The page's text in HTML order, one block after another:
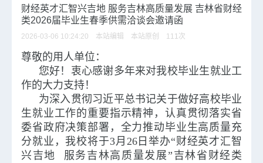
财经英才汇智兴吉地 服务吉林高质量发展 吉林省财经
类2026届毕业生春季供需洽谈会邀请函
2026-03-06 10:24:20 本站编辑 本站原创 111次
尊敬的用人单位：
您好！衷心感谢多年来对我校毕业生就业工
作的大力支持！
为深入贯彻习近平总书记关于做好高校毕业
生就业工作的重要指示精神，认真贯彻落实省
委省政府决策部署，全力推动毕业生高质量充
分就业，我校将于3月26日举办“财经英才汇智
兴吉地 服务吉林高质量发展”吉林省财经类